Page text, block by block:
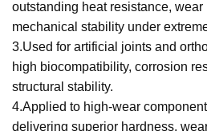
outstanding heat resistance, wear
mechanical stability under
3.Used for artificial joints and
high biocompatibility, corrosion
structural stability.
4.Applied to high-wear
delivering superior hardness,